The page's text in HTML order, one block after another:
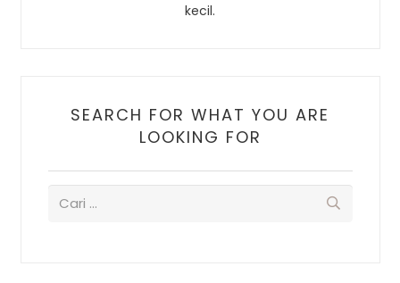
kecil.
SEARCH FOR WHAT YOU ARE
LOOKING FOR